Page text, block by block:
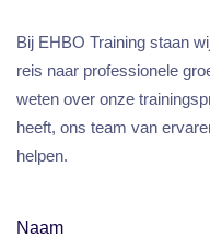
Bij EHBO Training staan
reis naar professionele
weten over onze
heeft, ons team van
helpen.
Naam